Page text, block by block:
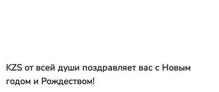
KZS от всей души поздравляет вас с Новым
годом и Рождеством!